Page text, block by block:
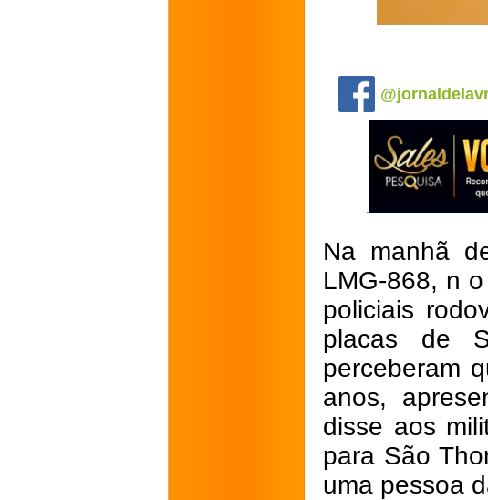
Na manhã
LMG-868, n
policiais
placas de
perceberam
anos,
disse aos
para São
uma pessoa